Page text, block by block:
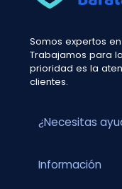
Somos expertos
Trabajamos para
prioridad es la
clientes.
¿Necesitas
Información